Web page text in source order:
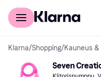
Kuluttajille
Klarna/Shopping/Kauneus &
Seven